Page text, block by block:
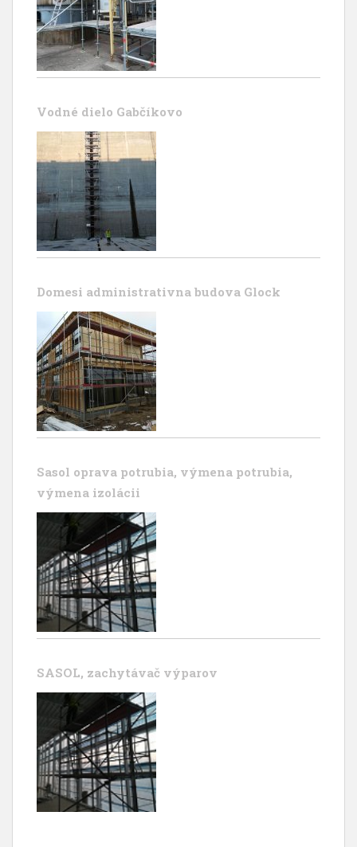
Vodné dielo Gabčíkovo
Domesi administrativna budova Glock
Sasol oprava potrubia, výmena potrubia,
výmena izolácii
SASOL, zachytávač výparov